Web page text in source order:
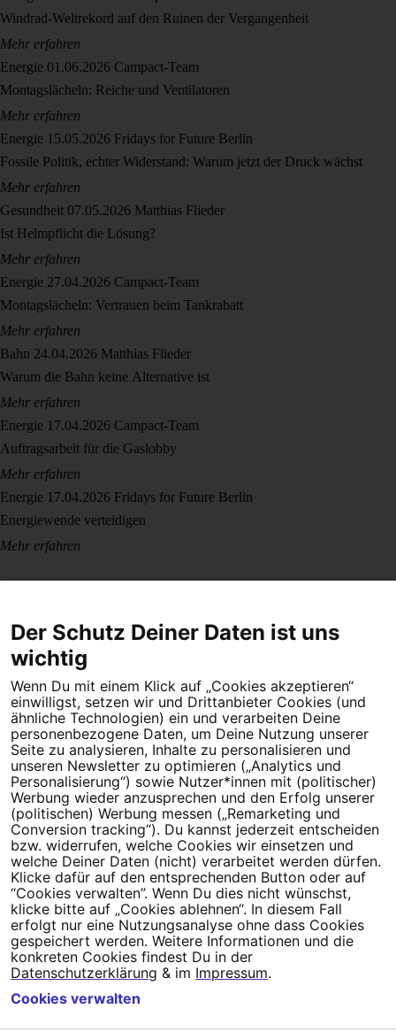
Windrad-Weltrekord auf den Ruinen der Vergangenheit
Mehr erfahren
Energie 01.06.2026 Campact-Team
Montagslächeln: Reiche und Ventilatoren
Mehr erfahren
Energie 15.05.2026 Fridays for Future Berlin
Fossile Politik, echter Widerstand: Warum jetzt der Druck wächst
Mehr erfahren
Gesundheit 07.05.2026 Matthias Flieder
Ist Helmpflicht die Lösung?
Mehr erfahren
Energie 27.04.2026 Campact-Team
Montagslächeln: Vertrauen beim Tankrabatt
Mehr erfahren
Bahn 24.04.2026 Matthias Flieder
Warum die Bahn keine Alternative ist
Mehr erfahren
Energie 17.04.2026 Campact-Team
Auftragsarbeit für die Gaslobby
Mehr erfahren
Energie 17.04.2026 Fridays for Future Berlin
Energiewende verteidigen
Mehr erfahren
Dein Engagement macht den Unterschied. Schließe Dich 4,5
Millionen Menschen an.
Newsletter bestellen
Campact e.V.
IBAN DE95 2‍5‍1‍2 0‍5‍1‍0 6‍9‍8‍0 0‍0‍0‍0 0‍0
SozialBank
Direkt online spenden
NewsletterHilfe und
FAQKontakt DatenschutzImpressumCookie Einstellungen
Der Schutz Deiner Daten ist uns
wichtig
Wenn Du mit einem Klick auf „Cookies akzeptieren“
einwilligst, setzen wir und Drittanbieter Cookies (und
ähnliche Technologien) ein und verarbeiten Deine
personenbezogene Daten, um Deine Nutzung unserer
Seite zu analysieren, Inhalte zu personalisieren und
unseren Newsletter zu optimieren („Analytics und
Personalisierung“) sowie Nutzer*innen mit (politischer)
Werbung wieder anzusprechen und den Erfolg unserer
(politischen) Werbung messen („Remarketing und
Conversion tracking“). Du kannst jederzeit entscheiden
bzw. widerrufen, welche Cookies wir einsetzen und
welche Deiner Daten (nicht) verarbeitet werden dürfen.
Klicke dafür auf den entsprechenden Button oder auf
“Cookies verwalten”. Wenn Du dies nicht wünschst,
klicke bitte auf „Cookies ablehnen“. In diesem Fall
erfolgt nur eine Nutzungsanalyse ohne dass Cookies
gespeichert werden. Weitere Informationen und die
konkreten Cookies findest Du in der
Datenschutzerklärung & im Impressum.
Cookies verwalten